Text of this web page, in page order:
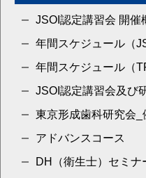
JSOI認定講習会 開催
年間スケジュール（
年間スケジュール（
JSOI認定講習会及び
東京形成歯科研究会_
アドバンスコース
DH（衛生士）セミナ